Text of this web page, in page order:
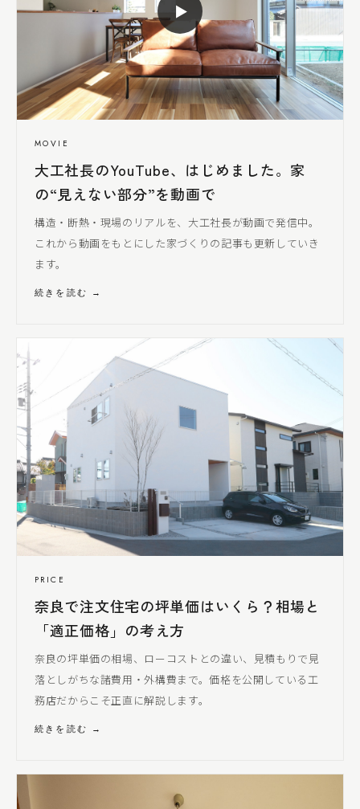
▶
MOVIE
大工社長のYouTube、はじめました。家
の“見えない部分”を動画で
構造・断熱・現場のリアルを、 大工社長が動画で発信中。
これから動画をもとにした家づくりの記事も更新していき
ます。
続きを読む →
PRICE
奈良で注文住宅の坪単価はいくら？相場と
「適正価格」の考え方
奈良の坪単価の相場、ローコストとの違い、見積もりで見
落としがちな諸費用・外構費まで。価格を公開している工
務店だからこそ正直に解説します。
続きを読む →